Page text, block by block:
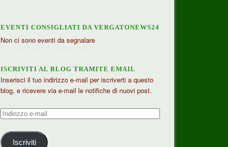
EVENTI CONSIGLIATI DA VERGATONEWS24
Non ci sono eventi da segnalare
ISCRIVITI AL BLOG TRAMITE EMAIL
Inserisci il tuo indirizzo e-mail per iscriverti a questo
blog, e ricevere via e-mail le notifiche di nuovi post.
Indirizzo
mail
Iscriviti